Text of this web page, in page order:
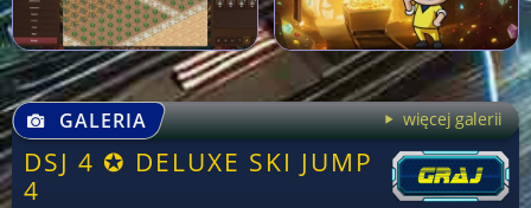
GALERIA więcej galerii
DSJ 4 ✪ DELUXE SKI JUMP
4